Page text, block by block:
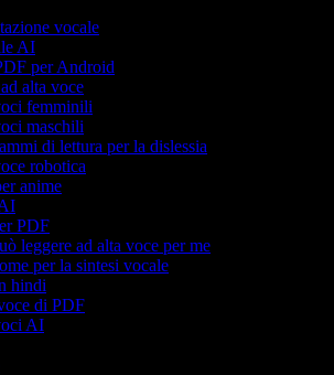
vocale
AI
per Android
alta voce
femminili
maschili
di lettura per la dislessia
robotica
anime
PDF
leggere ad alta voce per me
per la sintesi vocale
hindi
di PDF
AI